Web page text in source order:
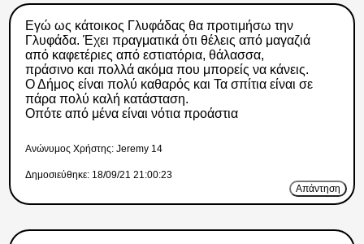
Εγώ ως κάτοικος Γλυφάδας θα προτιμήσω την
Γλυφάδα. Έχει πραγματικά ότι θέλεις από μαγαζιά
από καφετέριες από εστιατόρια, θάλασσα,
πράσινο και πολλά ακόμα που μπορείς να κάνεις.
Ο Δήμος είναι πολύ καθαρός και Τα σπίτια είναι σε
πάρα πολύ καλή κατάσταση.
Οπότε από μένα είναι νότια προάστια
Ανώνυμος Xρήστης: Jeremy 14
Δημοσιεύθηκε: 18/09/21 21:00:23
Απάντηση